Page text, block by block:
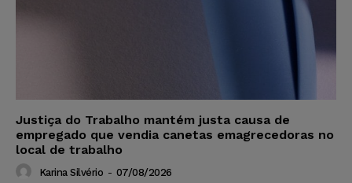
Justiça do Trabalho mantém justa causa de
empregado que vendia canetas emagrecedoras no
local de trabalho
Karina Silvério - 07/08/2026